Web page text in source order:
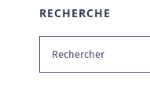
RECHERCHE
Rechercher: